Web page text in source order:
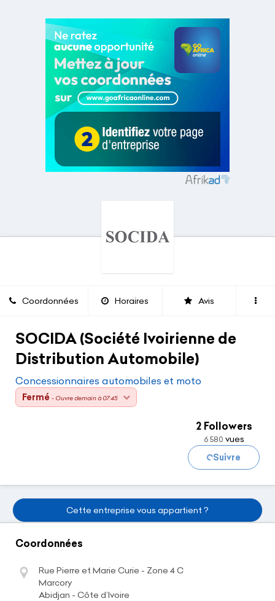
Coordonnées Horaires Avis
SOCIDA (Société Ivoirienne de
Distribution Automobile)
Concessionnaires automobiles et moto
Fermé - Ouvre demain à 07:45
2 Followers
6 580 vues
Chargement...
Suivre
Cette entreprise vous appartient ?
Coordonnées
Rue Pierre et Marie Curie - Zone 4 C
Marcory
Abidjan - Côte d’Ivoire